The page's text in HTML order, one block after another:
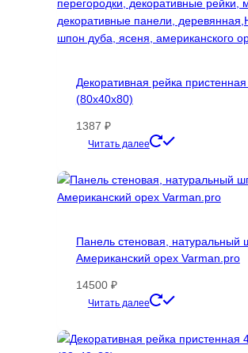
Декоративная рейка
(80х40х80)
1387 ₽
Читать далее
имеет
несколько
можно
выбрать
Панель стеновая, натуральный
Американский орех Varman.pro
14500 ₽
Читать далее
имеет